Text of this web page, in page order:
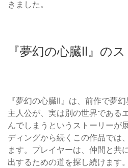
きました。
『夢幻の心臓II』の
『夢幻の心臓II』は、前作で夢
主人公が、実は別の世界である
んでしまうというストーリーが
ディングから続くこの作品では
ます。プレイヤーは、仲間と共
出するための道を探し続けます。